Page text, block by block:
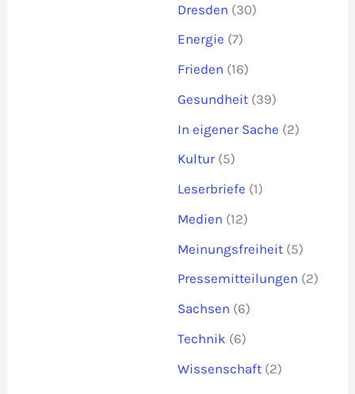
Dresden (30)
Energie (7)
Frieden (16)
Gesundheit (39)
In eigener Sache (2)
Kultur (5)
Leserbriefe (1)
Medien (12)
Meinungsfreiheit (5)
Pressemitteilungen (2)
Sachsen (6)
Technik (6)
Wissenschaft (2)